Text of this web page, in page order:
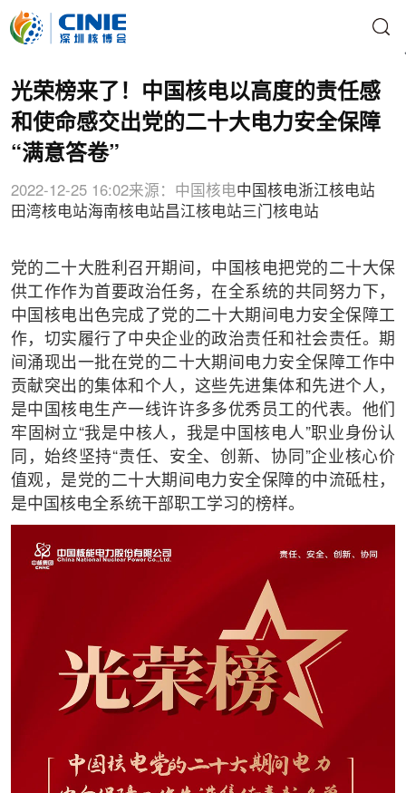
光荣榜来了！中国核电以高度的责任感
和使命感交出党的二十大电力安全保障
“满意答卷”
2022-12-25 16:02来源：中国核电中国核电浙江核电站
田湾核电站海南核电站昌江核电站三门核电站
党的二十大胜利召开期间，中国核电把党的二十大保
供工作作为首要政治任务，在全系统的共同努力下，
中国核电出色完成了党的二十大期间电力安全保障工
作，切实履行了中央企业的政治责任和社会责任。期
间涌现出一批在党的二十大期间电力安全保障工作中
贡献突出的集体和个人，这些先进集体和先进个人，
是中国核电生产一线许许多多优秀员工的代表。他们
牢固树立“我是中核人，我是中国核电人”职业身份认
同，始终坚持“责任、安全、创新、协同”企业核心价
值观，是党的二十大期间电力安全保障的中流砥柱，
是中国核电全系统干部职工学习的榜样。